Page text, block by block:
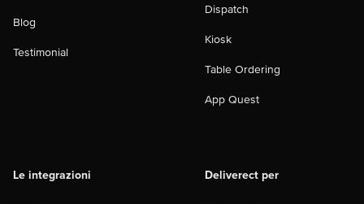
Blog
Testimonial
Dispatch
Kiosk
Table Ordering
App Quest
Le integrazioni Deliverect per